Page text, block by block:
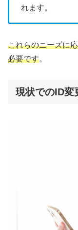
れます。
これらのニーズに
必要です。
現状でのID変